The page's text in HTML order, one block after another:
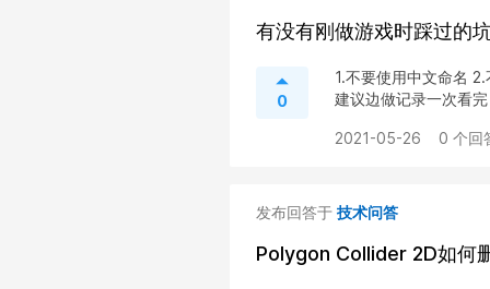
有没有刚做游戏时踩过的
0
1.不要使用中文命名
建议边做记录一次看
2021-05-26 0 个回
发布回答于 技术问答
Polygon Collider 2D如何